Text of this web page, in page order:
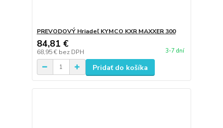
PREVODOVÝ Hriadeľ KYMCO KXR MAXXER 300
84,81 €
68,95 € bez DPH 3-7 dní
Pridať do košíka